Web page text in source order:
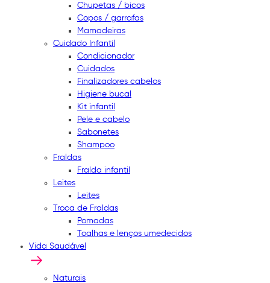
Chupetas / bicos
Copos / garrafas
Mamadeiras
Cuidado Infantil
Condicionador
Cuidados
Finalizadores cabelos
Higiene bucal
Kit infantil
Pele e cabelo
Sabonetes
Shampoo
Fraldas
Fralda infantil
Leites
Leites
Troca de Fraldas
Pomadas
Toalhas e lenços umedecidos
Vida Saudável
Naturais